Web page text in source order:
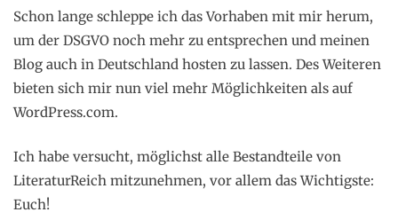
Schon lange schleppe ich das Vorhaben mit mir herum,
um der DSGVO noch mehr zu entsprechen und meinen
Blog auch in Deutschland hosten zu lassen. Des Weiteren
bieten sich mir nun viel mehr Möglichkeiten als auf
WordPress.com.
Ich habe versucht, möglichst alle Bestandteile von
LiteraturReich mitzunehmen, vor allem das Wichtigste:
Euch!